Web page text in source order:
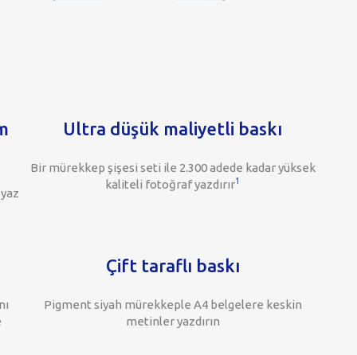
Ultra düşük maliyetli baskı
Bir mürekkep şişesi seti ile 2.300 adede kadar yüksek
kaliteli fotoğraf yazdırır1
Çift taraflı baskı
Pigment siyah mürekkeple A4 belgelere keskin
metinler yazdırın